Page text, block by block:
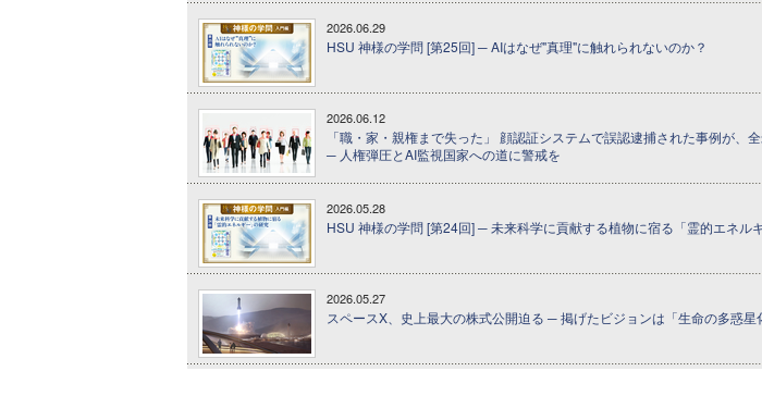
2026.06.29
HSU 神様の学問 [第25回] ─ AIはなぜ"真理"に触れられないのか？
2026.06.12
「職・家・親権まで失った」 顔認証システムで誤認逮捕された事例が、
─ 人権弾圧とAI監視国家への道に警戒を
2026.05.28
HSU 神様の学問 [第24回] ─ 未来科学に貢献する植物に宿る「霊的エネル
2026.05.27
スペースX、史上最大の株式公開迫る ─ 掲げたビジョンは「生命の多惑星